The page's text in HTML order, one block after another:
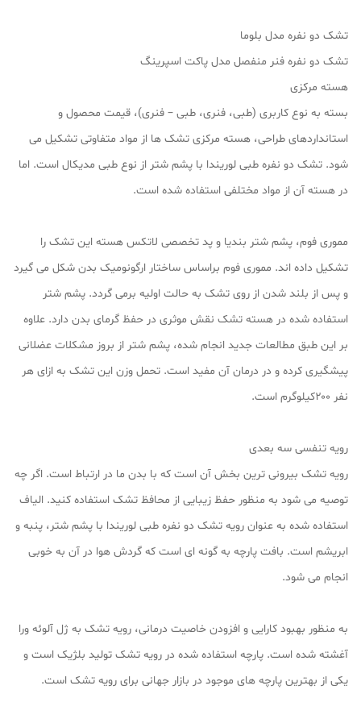
تشک دو نفره مدل بلوما
تشک دو نفره فنر منفصل مدل پاکت اسپرینگ
هسته مرکزی
بسته به نوع کاربری (طبی، فنری، طبی – فنری)، قیمت محصول و
استانداردهای طراحی، هسته مرکزی تشک ها از مواد متفاوتی تشکیل می
شود. تشک دو نفره طبی لوریندا با پشم شتر از نوع طبی مدیکال است. اما
در هسته آن از مواد مختلفی استفاده شده است.
مموری فوم، پشم شتر بندیا و پد تخصصی لاتکس هسته این تشک را
تشکیل داده اند. مموری فوم براساس ساختار ارگونومیک بدن شکل می گیرد
و پس از بلند شدن از روی تشک به حالت اولیه برمی گردد. پشم شتر
استفاده شده در هسته تشک نقش موثری در حفظ گرمای بدن دارد. علاوه
بر این طبق مطالعات جدید انجام شده، پشم شتر از بروز مشکلات عضلانی
پیشگیری کرده و در درمان آن مفید است. تحمل وزن این تشک به ازای هر
نفر ۲۰۰کیلوگرم است.
رویه تنفسی سه بعدی
رویه تشک بیرونی ترین بخش آن است که با بدن ما در ارتباط است. اگر چه
توصیه می شود به منظور حفظ زیبایی از محافظ تشک استفاده کنید. الیاف
استفاده شده به عنوان رویه تشک دو نفره طبی لوریندا با پشم شتر، پنبه و
ابریشم است. بافت پارچه به گونه ای است که گردش هوا در آن به خوبی
انجام می شود.
به منظور بهبود کارایی و افزودن خاصیت درمانی، رویه تشک به ژل آلوئه ورا
آغشته شده است. پارچه استفاده شده در رویه تشک تولید بلژیک است و
یکی از بهترین پارچه های موجود در بازار جهانی برای رویه تشک است.